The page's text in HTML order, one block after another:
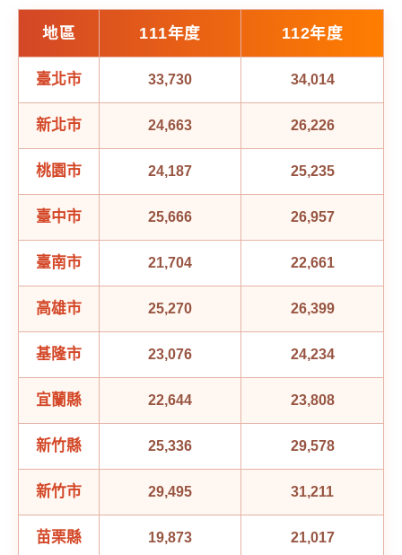
地區 111年度 112年度
臺北市 33,730 34,014
新北市 24,663 26,226
桃園市 24,187 25,235
臺中市 25,666 26,957
臺南市 21,704 22,661
高雄市 25,270 26,399
基隆市 23,076 24,234
宜蘭縣 22,644 23,808
新竹縣 25,336 29,578
新竹市 29,495 31,211
苗栗縣 19,873 21,017